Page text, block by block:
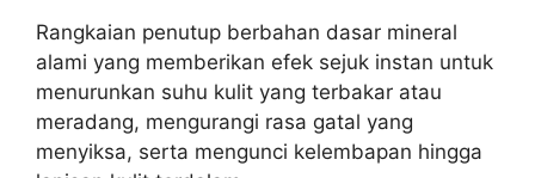
Rangkaian penutup berbahan dasar mineral
alami yang memberikan efek sejuk instan untuk
menurunkan suhu kulit yang terbakar atau
meradang, mengurangi rasa gatal yang
menyiksa, serta mengunci kelembapan hingga